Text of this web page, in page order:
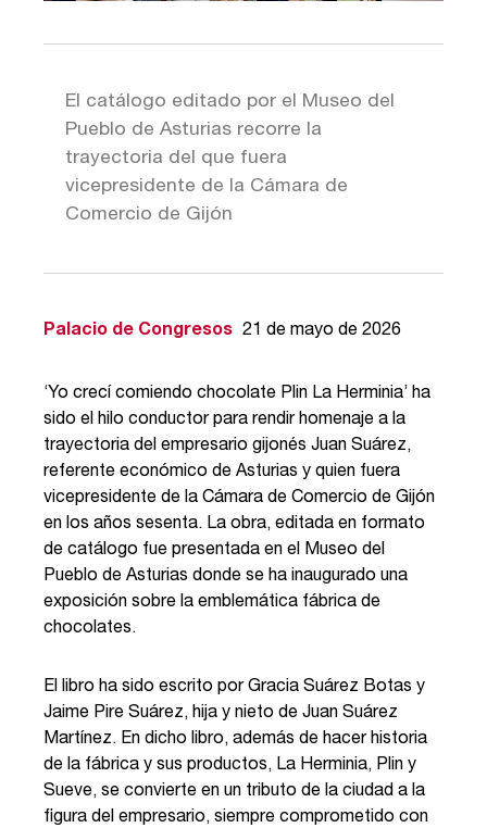
El catálogo editado por el Museo del
Pueblo de Asturias recorre la
trayectoria del que fuera
vicepresidente de la Cámara de
Comercio de Gijón
Palacio de Congresos 21 de mayo de 2026
‘Yo crecí comiendo chocolate Plin La Herminia’ ha
sido el hilo conductor para rendir homenaje a la
trayectoria del empresario gijonés Juan Suárez,
referente económico de Asturias y quien fuera
vicepresidente de la Cámara de Comercio de Gijón
en los años sesenta. La obra, editada en formato
de catálogo fue presentada en el Museo del
Pueblo de Asturias donde se ha inaugurado una
exposición sobre la emblemática fábrica de
chocolates.
El libro ha sido escrito por Gracia Suárez Botas y
Jaime Pire Suárez, hija y nieto de Juan Suárez
Martínez. En dicho libro, además de hacer historia
de la fábrica y sus productos, La Herminia, Plin y
Sueve, se convierte en un tributo de la ciudad a la
figura del empresario, siempre comprometido con